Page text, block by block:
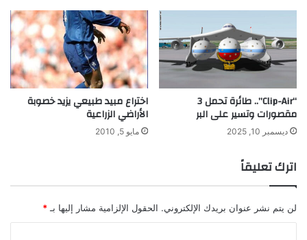
ب
ه
ا
ي
ل
م
ز
“Clip-Air”.. طائرة تحمل 3
مقصورات وتسير على البر
ديسمبر 10, 2025
اختراع مبيد طبيعي يزيد خصوبة
الأراضي الزراعية
مايو 5, 2010
اترك تعليقاً
لن يتم نشر عنوان بريدك الإلكتروني. الحقول الإلزامية مشار إليها بـ *